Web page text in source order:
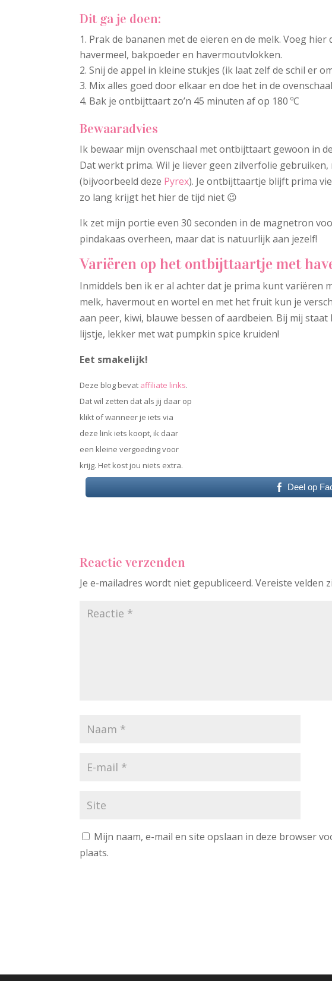
Dit ga je doen:
Prak de bananen met de eieren en de melk. Voeg
havermeel, bakpoeder en havermoutvlokken.
Snij de appel in kleine stukjes (ik laat zelf de schil er
Mix alles goed door elkaar en doe het in de
Bak je ontbijttaart zo’n 45 minuten af op 180 ºC
Bewaaradvies
Ik bewaar mijn ovenschaal met ontbijttaart gewoon in
Dat werkt prima. Wil je liever geen zilverfolie gebruiken,
(bijvoorbeeld deze Pyrex). Je ontbijttaartje blijft prima
zo lang krijgt het hier de tijd niet 😉
Ik zet mijn portie even 30 seconden in de magnetron
pindakaas overheen, maar dat is natuurlijk aan jezelf!
Variëren op het ontbijttaartje met
Inmiddels ben ik er al achter dat je prima kunt variëren
melk, havermout en wortel en met het fruit kun je
aan peer, kiwi, blauwe bessen of aardbeien. Bij mij
lijstje, lekker met wat pumpkin spice kruiden!
Eet smakelijk!
Deze blog bevat affiliate links.
Dat wil zetten dat als jij daar op
klikt of wanneer je iets via
deze link iets koopt, ik daar
een kleine vergoeding voor
krijg. Het kost jou niets extra.
Deel op
Reactie verzenden
Je e-mailadres wordt niet gepubliceerd. Vereiste velden
Mijn naam, e-mail en site opslaan in deze browser
plaats.
r